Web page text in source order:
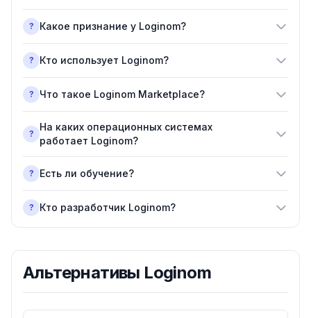
? Какое признание у Loginom?
? Кто использует Loginom?
? Что такое Loginom Marketplace?
?
На каких операционных системах
работает Loginom?
? Есть ли обучение?
? Кто разработчик Loginom?
Альтернативы Loginom